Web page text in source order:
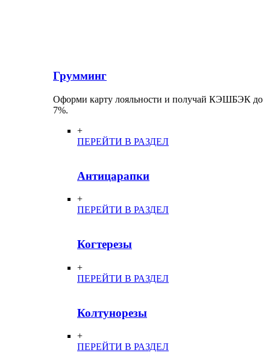
Грумминг
Оформи карту лояльности и получай КЭШБЭК до
7%.
+
ПЕРЕЙТИ В РАЗДЕЛ
Антицарапки
+
ПЕРЕЙТИ В РАЗДЕЛ
Когтерезы
+
ПЕРЕЙТИ В РАЗДЕЛ
Колтунорезы
+
ПЕРЕЙТИ В РАЗДЕЛ